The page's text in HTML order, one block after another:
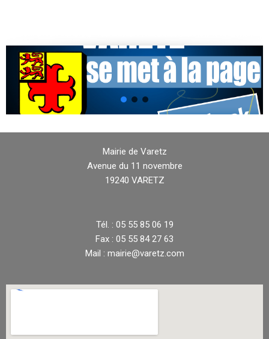
Mairie de Varetz
Avenue du 11 novembre
19240 VARETZ
Tél. : 05 55 85 06 19
Fax : 05 55 84 27 63
Mail : mairie@varetz.com